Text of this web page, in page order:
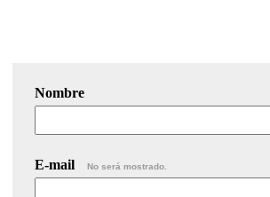
Nombre
E-mail No será mostrado.